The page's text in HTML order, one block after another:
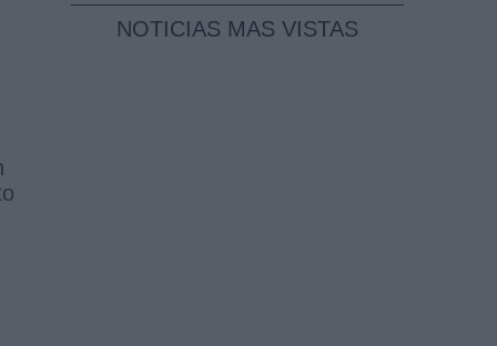
NOTICIAS MAS VISTAS